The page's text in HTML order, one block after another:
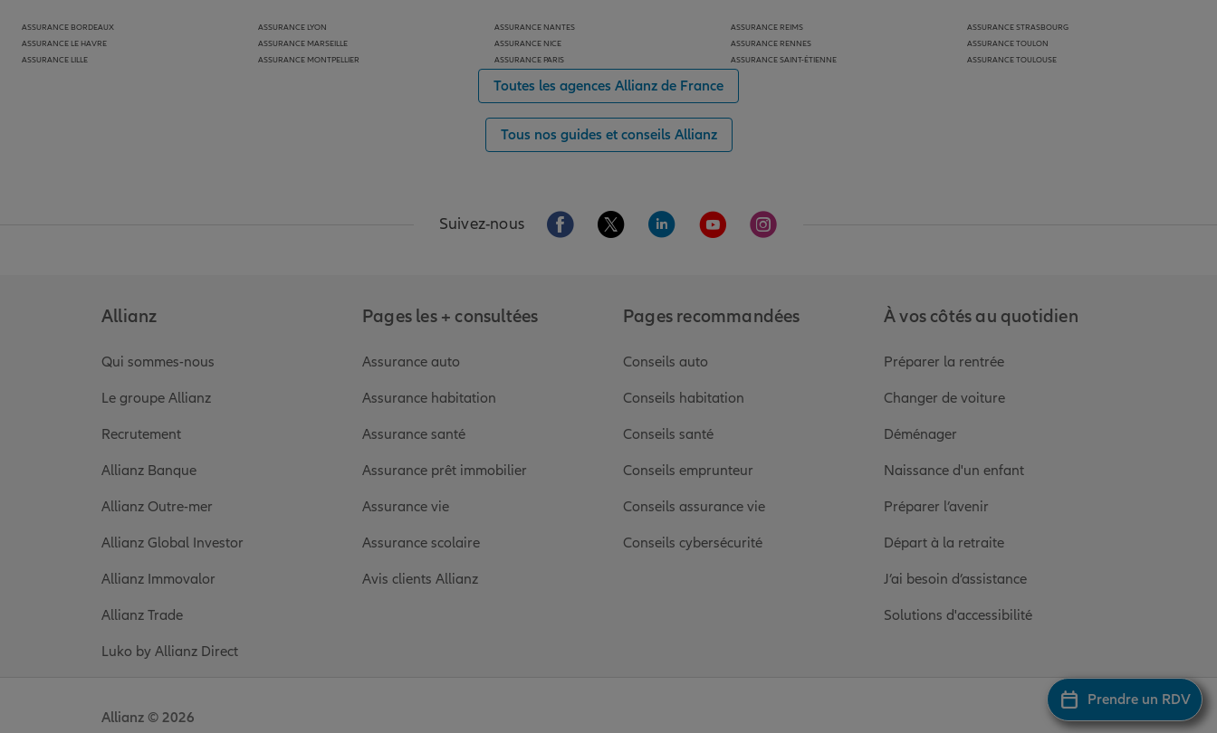
Prendre un RDV
ASSURANCE BORDEAUX
ASSURANCE LE HAVRE
ASSURANCE LILLE
ASSURANCE LYON
ASSURANCE MARSEILLE
ASSURANCE MONTPELLIER
ASSURANCE NANTES
ASSURANCE NICE
ASSURANCE PARIS
ASSURANCE REIMS
ASSURANCE RENNES
ASSURANCE SAINT-ÉTIENNE
ASSURANCE STRASBOURG
ASSURANCE TOULON
ASSURANCE TOULOUSE
Toutes les agences Allianz de France
Tous nos guides et conseils Allianz
Suivez-nous Aller sur la page Facebook de Allianz
Aller sur la page Twitter de Allianz
Aller sur la page Linkedin de Allianz
Aller sur la page Youtube de Allianz
Aller sur la page Instagram de Allianz
Allianz
Qui sommes-nous
Le groupe Allianz
Recrutement
Allianz Banque
Allianz Outre-mer
Allianz Global Investor
Allianz Immovalor
Allianz Trade
Luko by Allianz Direct
Pages les + consultées
Assurance auto
Assurance habitation
Assurance santé
Assurance prêt immobilier
Assurance vie
Assurance scolaire
Avis clients Allianz
Pages recommandées
Conseils auto
Conseils habitation
Conseils santé
Conseils emprunteur
Conseils assurance vie
Conseils cybersécurité
À vos côtés au quotidien
Préparer la rentrée
Changer de voiture
Déménager
Naissance d'un enfant
Préparer l’avenir
Départ à la retraite
J’ai besoin d’assistance
Solutions d'accessibilité
Allianz © 2026